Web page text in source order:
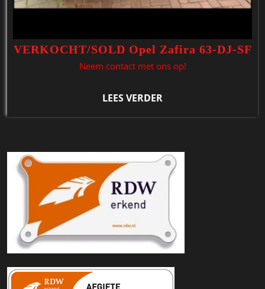
VERKOCHT/SOLD Opel Zafira 63-DJ-SF
Neem contact met ons op!
LEES VERDER